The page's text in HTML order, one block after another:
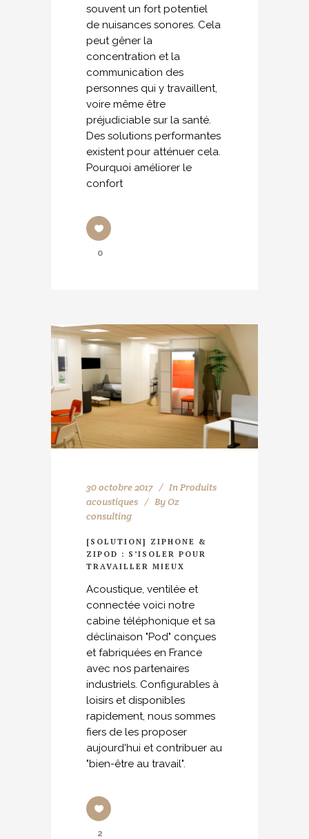
souvent un fort potentiel
de nuisances sonores. Cela
peut gêner la
concentration et la
communication des
personnes qui y travaillent,
voire même être
préjudiciable sur la santé.
Des solutions performantes
existent pour atténuer cela.
Pourquoi améliorer le
confort
0
30 octobre 2017 InProduits
acoustiques
ByOz
consulting
[SOLUTION] ZIPHONE &
ZIPOD : S’ISOLER POUR
TRAVAILLER MIEUX
Acoustique, ventilée et
connectée voici notre
cabine téléphonique et sa
déclinaison "Pod" conçues
et fabriquées en France
avec nos partenaires
industriels. Configurables à
loisirs et disponibles
rapidement, nous sommes
fiers de les proposer
aujourd'hui et contribuer au
"bien-être au travail".
2